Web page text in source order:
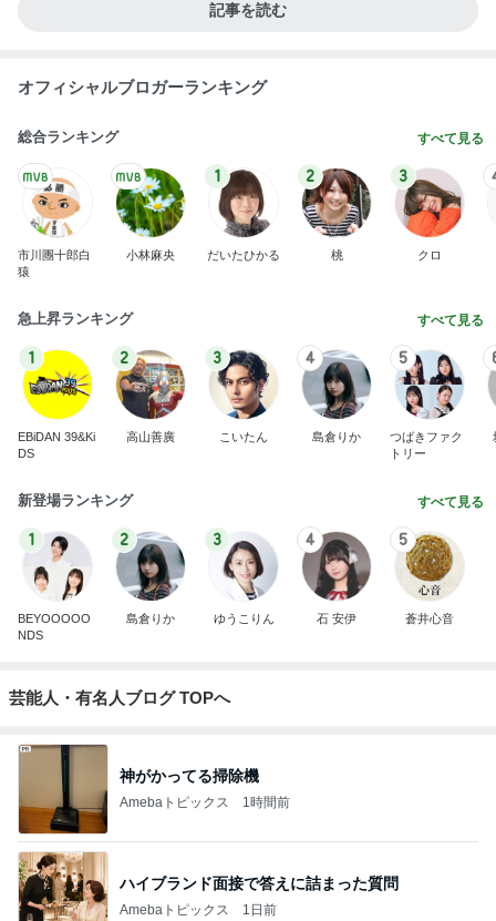
記事を読む
オフィシャルブロガーランキング
総合ランキング すべて見る
市川團十郎白
猿
小林麻央
1
だいたひかる
2
桃
3
クロ
急上昇ランキング すべて見る
1
EBiDAN 39&Ki
DS
2
高山善廣
3
こいたん
4
島倉りか
5
つばきファク
トリー
新登場ランキング すべて見る
1
BEYOOOOO
NDS
2
島倉りか
3
ゆうこりん
4
石 安伊
5
蒼井心音
芸能人・有名人ブログ TOPへ
神がかってる掃除機
Amebaトピックス 1時間前
ハイブランド面接で答えに詰まった質問
Amebaトピックス 1日前